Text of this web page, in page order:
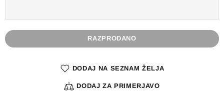
RAZPRODANO
DODAJ NA SEZNAM ŽELJA
DODAJ ZA PRIMERJAVO